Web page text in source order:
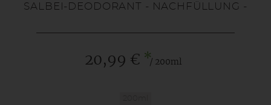
SALBEI-DEODORANT - NACHFÜLLUNG -
20,99 € */ 200ml